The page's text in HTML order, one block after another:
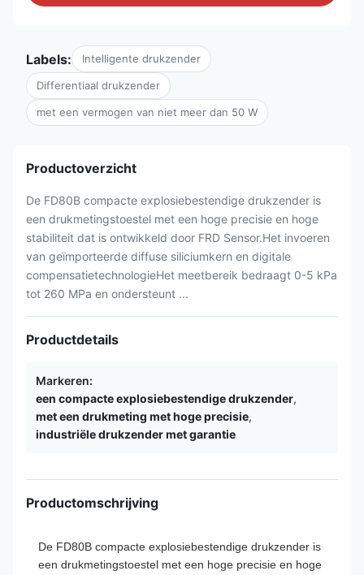
Labels: Intelligente drukzender
Differentiaal drukzender
met een vermogen van niet meer dan 50 W
Productoverzicht
De FD80B compacte explosiebestendige drukzender is
een drukmetingstoestel met een hoge precisie en hoge
stabiliteit dat is ontwikkeld door FRD Sensor.Het invoeren
van geïmporteerde diffuse siliciumkern en digitale
compensatietechnologieHet meetbereik bedraagt 0-5 kPa
tot 260 MPa en ondersteunt ...
Productdetails
Markeren:
een compacte explosiebestendige drukzender,
met een drukmeting met hoge precisie,
industriële drukzender met garantie
Productomschrijving
De FD80B compacte explosiebestendige drukzender is
een drukmetingstoestel met een hoge precisie en hoge